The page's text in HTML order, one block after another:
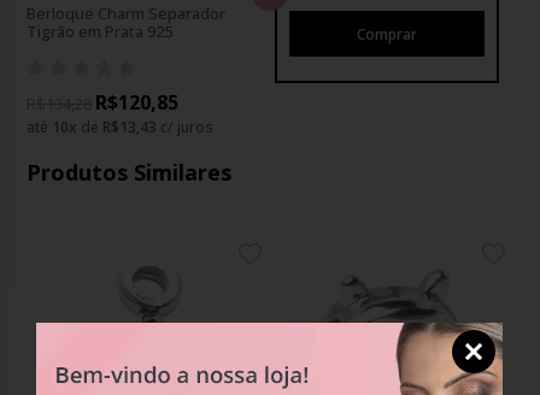
Berloque Charm Separador
Tigrão em Prata 925
R$120,85
até 10x de R$13,43 c/ juros
Produtos Similares